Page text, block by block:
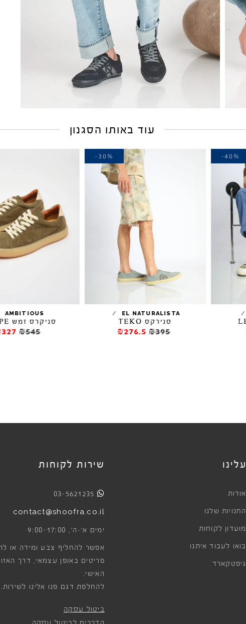
עוד באותו הסגנון
EL NATURALISTA
/
₪276.5
-30%
AMBITIOUS
/
סניקרס זמש KELPE
₪327
עלינו
אודות
החנויות שלנו
מועדון לקוחות
בואו לעבוד איתנו
גיפטקארד
שירות לקוחות
03-5621235
contact@shoofra.co.il
ימים א׳-ה׳, 9:00-17:00
אפשר להחליף צבע ומידה או
פריטים באופן עצמאי, דרך
האישי.
להחלפת דגם פנו אלינו לשירות.
ביטול עסקה